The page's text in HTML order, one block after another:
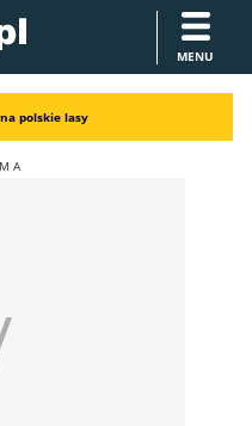
MENU
polskie lasy